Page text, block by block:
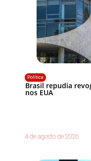
Política
Brasil repudia
nos EUA
4 de agosto de 2026